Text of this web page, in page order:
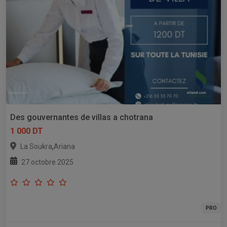
Des gouvernantes de villas a chotrana
1 000 DT
La Soukra,Ariana
27 octobre 2025
PRO